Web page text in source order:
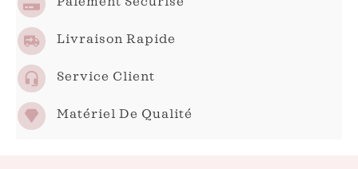
Livraison Rapide
Service Client
Matériel De Qualité